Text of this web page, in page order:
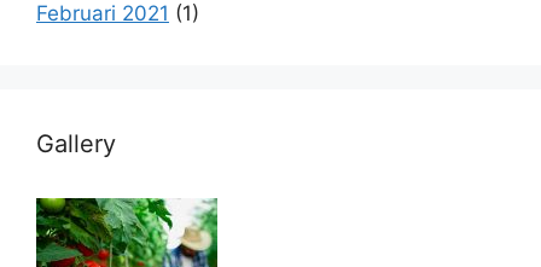
Februari 2021 (1)
Gallery